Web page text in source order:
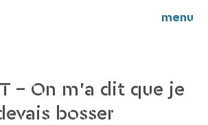
menu
– On m’a dit que je
bosser